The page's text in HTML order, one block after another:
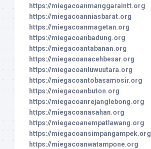
https://miegacoanmanggaraintt.org
https://miegacoanniasbarat.org
https://miegacoanmagetan.org
https://miegacoanbadung.org
https://miegacoantabanan.org
https://miegacoanacehbesar.org
https://miegacoanluwuutara.org
https://miegacoantobasamosir.org
https://miegacoanbuton.org
https://miegacoanrejanglebong.org
https://miegacoanasahan.org
https://miegacoanempatlawang.org
https://miegacoansimpangampek.org
https://miegacoanwatampone.org